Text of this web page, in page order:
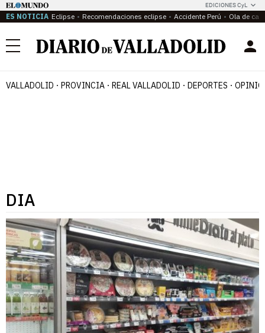
EDICIONES CyL
ES NOTICIA Eclipse Recomendaciones eclipse Accidente Perú Ola de
Menú
VALLADOLID PROVINCIA REAL VALLADOLID DEPORTES
DIA